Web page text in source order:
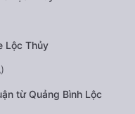
Lộc Thủy
từ Quảng Bình Lộc